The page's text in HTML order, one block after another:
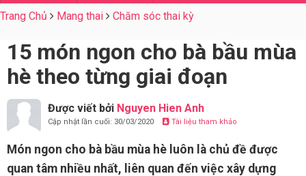
Trang Chủ Mang thai Chăm sóc thai kỳ
15 món ngon cho bà bầu mùa
hè theo từng giai đoạn
Được viết bởi Nguyen Hien Anh
Cập nhật lần cuối: 30/03/2020 Tài liệu tham khảo
Món ngon cho bà bầu mùa hè luôn là chủ đề được
quan tâm nhiều nhất, liên quan đến việc xây dựng